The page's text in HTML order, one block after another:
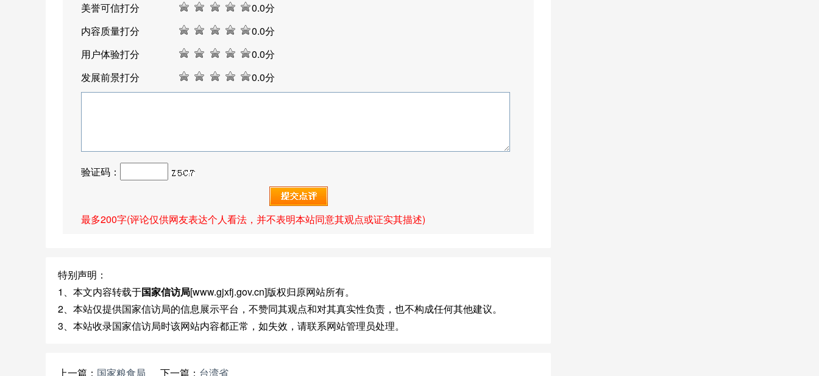
美誉可信打分
0.0分
内容质量打分
0.0分
用户体验打分
0.0分
发展前景打分
0.0分
验证码：
最多200字(评论仅供网友表达个人看法，并不表明本站同意其观点或证实其描述)
特别声明：
1、本文内容转载于国家信访局[www.gjxfj.gov.cn]版权归原网站所有。
2、本站仅提供国家信访局的信息展示平台，不赞同其观点和对其真实性负责，也不构成任何其他建议。
3、本站收录国家信访局时该网站内容都正常，如失效，请联系网站管理员处理。
上一篇： 国家粮食局 下一篇： 台湾省